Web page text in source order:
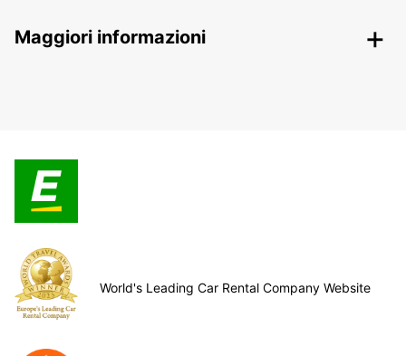
Maggiori informazioni
World's Leading Car Rental Company Website